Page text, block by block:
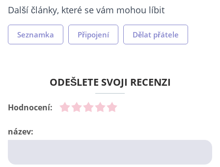
Další články, které se vám mohou líbit
Seznamka Připojení Dělat přátele
ODEŠLETE SVOJI RECENZI
Hodnocení:
název: